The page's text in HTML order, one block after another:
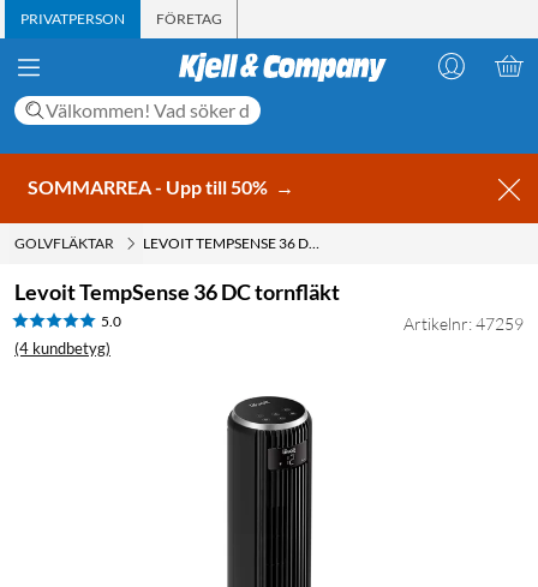
PRIVATPERSON FÖRETAG
SOMMARREA - Upp till 50% →
GOLVFLÄKTAR LEVOIT TEMPSENSE 36 DC TORNFLÄKT
Levoit TempSense 36 DC tornfläkt
5.0
(4 kundbetyg)
Artikelnr: 47259